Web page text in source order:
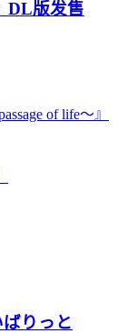
DL版发售
りっと